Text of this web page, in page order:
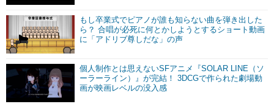
もし卒業式でピアノが誰も知らない曲を弾き出した
ら？ 合唱が必死に何とかしようとするショート動画
に「アドリブ尊しだな」の声
個人制作とは思えないSFアニメ『SOLAR LINE（ソ
ーラーライン）』が完結！ 3DCGで作られた劇場動
画が映画レベルの没入感